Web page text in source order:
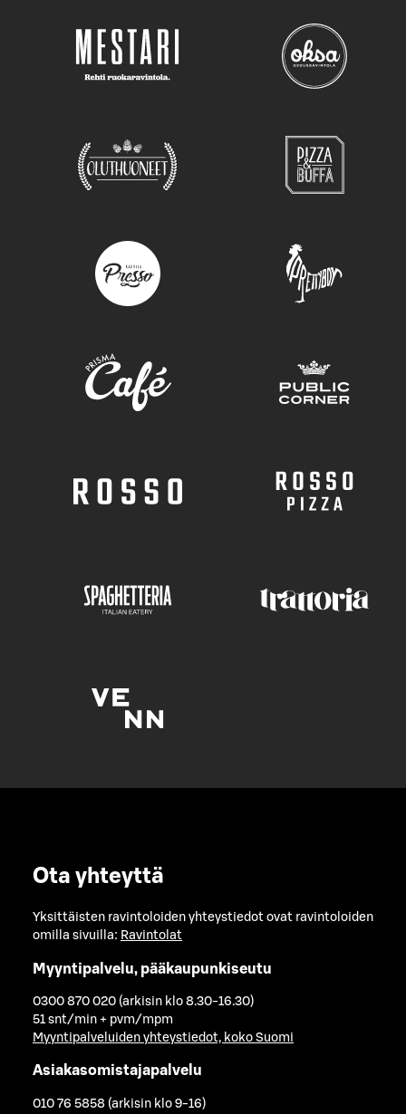
Ota yhteyttä
Yksittäisten ravintoloiden yhteystiedot ovat ravintoloiden
omilla sivuilla: Ravintolat
Myyntipalvelu, pääkaupunkiseutu
0300 870 020 (arkisin klo 8.30-16.30)
51 snt/min + pvm/mpm
Myyntipalveluiden yhteystiedot, koko Suomi
Asiakasomistajapalvelu
010 76 5858 (arkisin klo 9-16)